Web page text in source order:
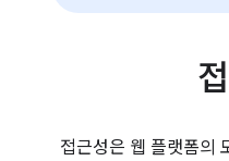
접근성은 웹 플랫폼의